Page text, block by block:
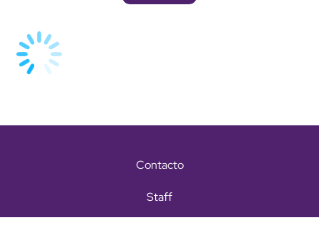
Contacto
Staff